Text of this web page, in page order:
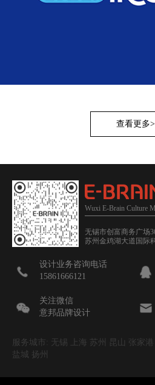
查看更多>
Wuxi E-Brain Culture
无锡市创富商务广场
苏州金鸡湖大道国际
设计业务咨询电话
15861666121
关注微信
意邦品牌设计
服务城市: 无锡 上海 苏州 昆山 张家
盐城 扬州